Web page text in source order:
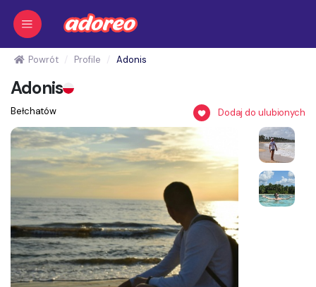
Powrót Profile Adonis
Adonis
Bełchatów Dodaj do ulubionych